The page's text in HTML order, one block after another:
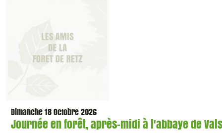
Dimanche 18 Octobre 2026
Journée en forêt, après-midi à l'abbaye de